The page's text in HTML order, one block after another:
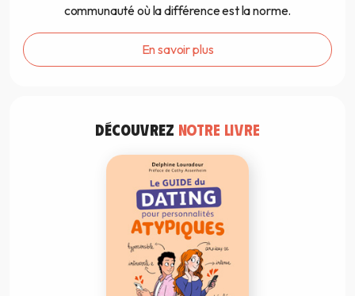
communauté où la différence est la norme.
En savoir plus
DÉCOUVREZ NOTRE LIVRE